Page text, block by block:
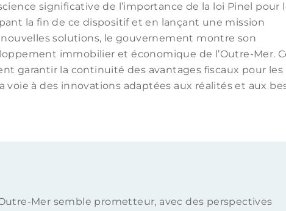
significative de l’importance de la loi Pinel pour
la fin de ce dispositif et en lançant une mission
solutions, le gouvernement montre son
immobilier et économique de l’Outre-Mer.
garantir la continuité des avantages fiscaux pour les
voie à des innovations adaptées aux réalités et aux
Mer semble prometteur, avec des perspectives